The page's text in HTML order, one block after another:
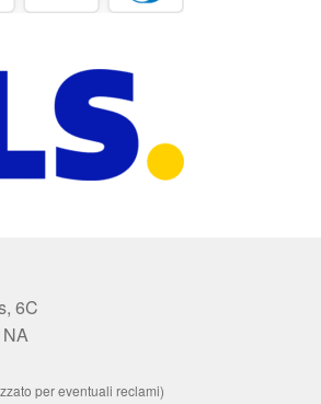
6C
per eventuali reclami)